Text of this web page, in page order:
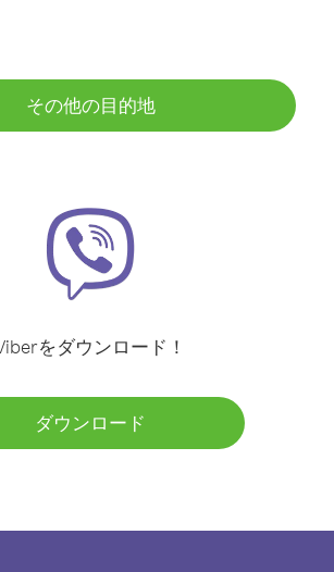
その他の目的地
をダウンロード！
ダウンロード